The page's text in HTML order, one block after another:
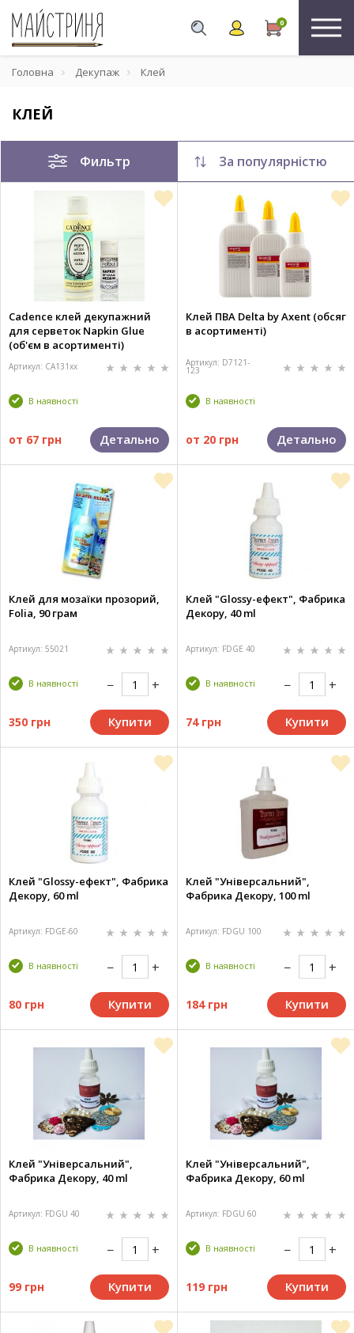
0
Головна Декупаж Клей
КЛЕЙ
Фильтр За популярністю
Cadence клей декупажний
для серветок Napkin Glue
(об'єм в асортименті)
Артикул: CA131xx
В наявності
от 67 грн Детально
Клей ПВА Delta by Axent (обсяг
в асортименті)
Артикул: D7121-
123
В наявності
от 20 грн Детально
Клей для мозаїки прозорий,
Folia, 90 грам
Артикул: 55021
В наявності
350 грн Купити
Клей "Glossy-ефект", Фабрика
Декору, 40 ml
Артикул: FDGE 40
В наявності
74 грн Купити
Клей "Glossy-ефект", Фабрика
Декору, 60 ml
Артикул: FDGE-60
В наявності
80 грн Купити
Клей "Універсальний",
Фабрика Декору, 100 ml
Артикул: FDGU 100
В наявності
184 грн Купити
Клей "Універсальний",
Фабрика Декору, 40 ml
Артикул: FDGU 40
В наявності
99 грн Купити
Клей "Універсальний",
Фабрика Декору, 60 ml
Артикул: FDGU 60
В наявності
119 грн Купити